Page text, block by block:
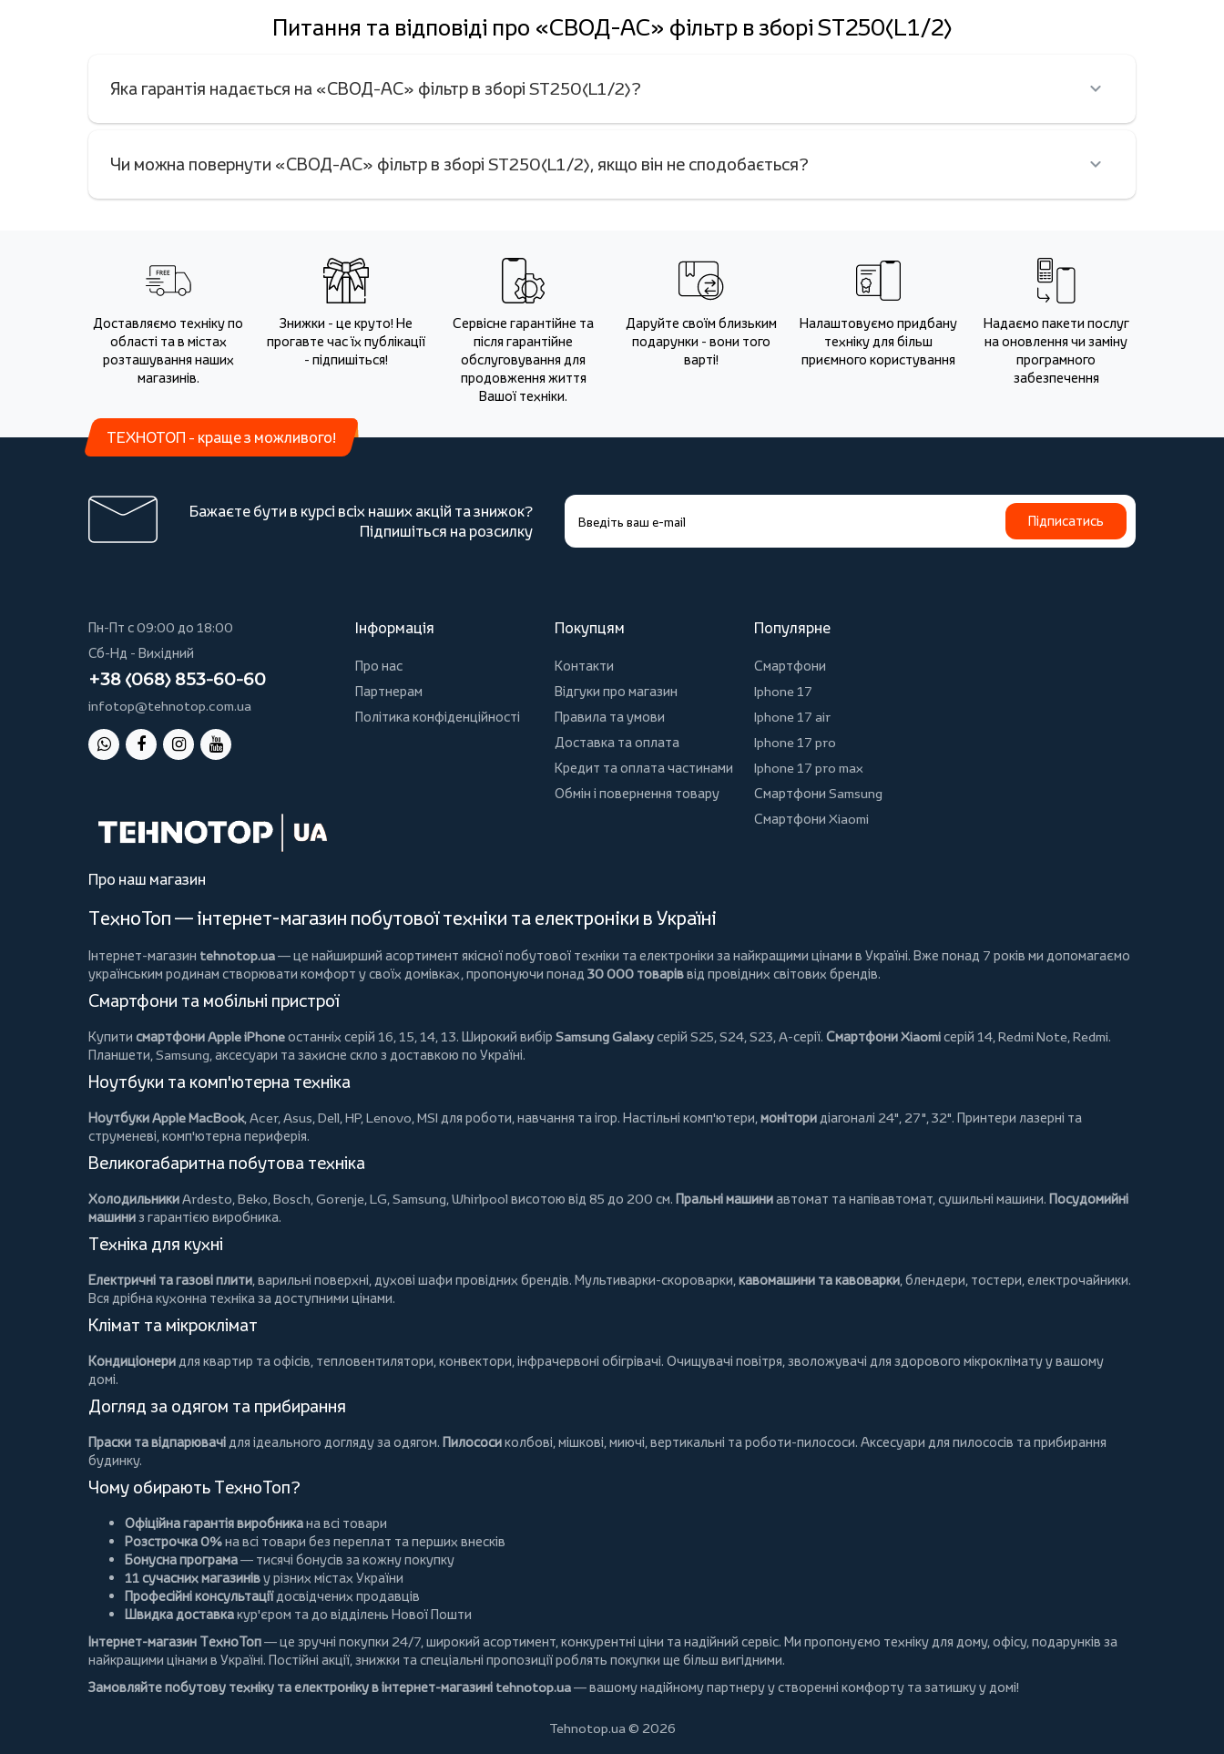
Питання та відповіді про «СВОД-АС» фільтр в зборі ST250(L1/2)
Яка гарантія надається на «СВОД-АС» фільтр в зборі ST250(L1/2)?
Чи можна повернути «СВОД-АС» фільтр в зборі ST250(L1/2), якщо він не сподобається?
Доставляємо техніку по
області та в містах
розташування наших
магазинів.
Знижки - це круто! Не
прогавте час їх публікації
- підпишіться!
Сервісне гарантійне та
після гарантійне
обслуговування для
продовження життя
Вашої техніки.
Даруйте своїм близьким
подарунки - вони того
варті!
Налаштовуємо придбану
техніку для більш
приємного користування
Надаємо пакети послуг
на оновлення чи заміну
програмного
забезпечення
ТЕХНОТОП - краще з можливого!
Бажаєте бути в курсі всіх наших акцій та знижок?
Підпишіться на розсилку
Підписатись
Пн-Пт с 09:00 до 18:00
Сб-Нд - Вихідний
+38 (068) 853-60-60
infotop@tehnotop.com.ua
Інформація
Про нас
Партнерам
Політика конфіденційності
Покупцям
Контакти
Відгуки про магазин
Правила та умови
Доставка та оплата
Кредит та оплата частинами
Обмін і повернення товару
Популярне
Смартфони
Iphone 17
Iphone 17 air
Iphone 17 pro
Iphone 17 pro max
Смартфони Samsung
Смартфони Xiaomi
Про наш магазин
ТехноТоп — інтернет-магазин побутової техніки та електроніки в Україні
Інтернет-магазин tehnotop.ua— це найширший асортимент якісної побутової техніки та електроніки за найкращими цінами в Україні. Вже понад 7 років ми допомагаємо
українським родинам створювати комфорт у своїх домівках, пропонуючи понад 30 000 товаріввід провідних світових брендів.
Смартфони та мобільні пристрої
Купити смартфони Apple iPhoneостанніх серій 16, 15, 14, 13. Широкий вибір Samsung Galaxyсерій S25, S24, S23, A-серії. Смартфони Xiaomiсерій 14, Redmi Note, Redmi.
Планшети, Samsung, аксесуари тазахисне скло з доставкою по Україні.
Ноутбуки та комп'ютерна техніка
Ноутбуки Apple MacBook,Acer,Asus,Dell,HP,Lenovo,MSI для роботи, навчання та ігор. Настільні комп'ютери,моніторидіагоналі 24", 27", 32". Принтери лазерні та
струменеві, комп'ютерна периферія.
Великогабаритна побутова техніка
ХолодильникиArdesto,Beko,Bosch,Gorenje,LG,Samsung,Whirlpool висотою від 85 до 200 см. Пральні машиниавтомат та напівавтомат,сушильні машини. Посудомийні
машиниз гарантією виробника.
Техніка для кухні
Електричні та газові плити, варильні поверхні, духові шафи провідних брендів. Мультиварки-скороварки,кавомашини та кавоварки,блендери, тостери,електрочайники.
Вся дрібна кухонна техніка за доступними цінами.
Клімат та мікроклімат
Кондиціонеридля квартир та офісів, тепловентилятори,конвектори,інфрачервоні обігрівачі. Очищувачі повітря, зволожувачі для здорового мікроклімату у вашому
домі.
Догляд за одягом та прибирання
Праски та відпарювачідля ідеального догляду за одягом. Пилососиколбові,мішкові,миючі,вертикальні тароботи-пилососи. Аксесуари для пилососів та прибирання
будинку.
Чому обирають ТехноТоп?
Офіційна гарантія виробникана всі товари
Розстрочка 0%на всі товари без переплат та перших внесків
Бонусна програма— тисячі бонусів за кожну покупку
11 сучасних магазиніву різних містах України
Професійні консультаціїдосвідчених продавців
Швидка доставкакур'єром та до відділень Нової Пошти
Інтернет-магазин ТехноТоп— це зручні покупки 24/7, широкий асортимент, конкурентні ціни та надійний сервіс. Ми пропонуємо техніку для дому, офісу, подарунків за
найкращими цінами в Україні. Постійні акції, знижки та спеціальні пропозиції роблять покупки ще більш вигідними.
Замовляйте побутову техніку та електроніку в інтернет-магазині tehnotop.ua— вашому надійному партнеру у створенні комфорту та затишку у домі!
Tehnotop.ua © 2026